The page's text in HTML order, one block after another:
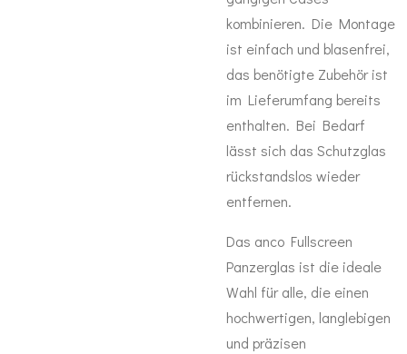
kombinieren. Die Montage
ist einfach und blasenfrei,
das benötigte Zubehör ist
im Lieferumfang bereits
enthalten. Bei Bedarf
lässt sich das Schutzglas
rückstandslos wieder
entfernen.
Das anco Fullscreen
Panzerglas ist die ideale
Wahl für alle, die einen
hochwertigen, langlebigen
und präzisen